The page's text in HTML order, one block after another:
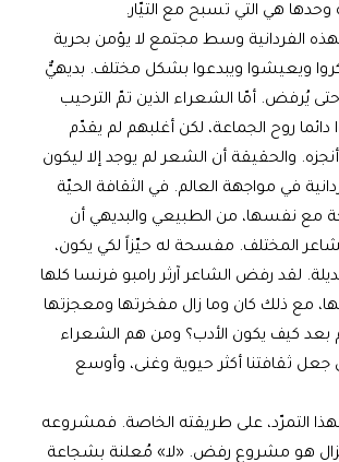
وحدها هي التي تسبح مع التيّار.
الفردانية وسط مجتمع لا يؤمن بحرية
ويعيشوا ويبدعوا بشكل مختلف. بديهيٌّ
حتى يُرفض. أمّا الشعراء الذين تمّ الترحيب
روح الجماعة، لكن أغلبهم لم يقدّم
والحقيقة أن الشعر لم يوجد إلا ليكون
في مواجهة العالم. في الثقافة الحيّة
مع نفسها، من الطبيعي والبديهي أن
المختلف. مفسحة له حيّزاً لكي يكون،
لقد رفض الشاعر آرثر رامبو فرنسا كلها
مع ذلك كان وما زال مفخرتها ومعجزتها
بعد كيف يكون الأدب؟ ومن هم الشعراء
جعل ثقافتنا أكثر حيوية وغنى، وأوسع
التمرّد، على طريقته الخاصة. فمشروعه
هو مشروع رفض. «لا» مُعلنة بشجاعة